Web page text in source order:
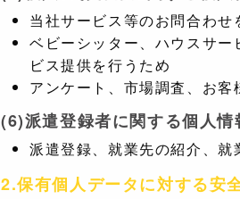
当社サービス等のお問合わ
ベビーシッター、ハウスサ
ビス提供を行うため
アンケート、市場調査、お
(6)派遣登録者に関する個人
派遣登録、就業先の紹介、
2.保有個人データに対する安